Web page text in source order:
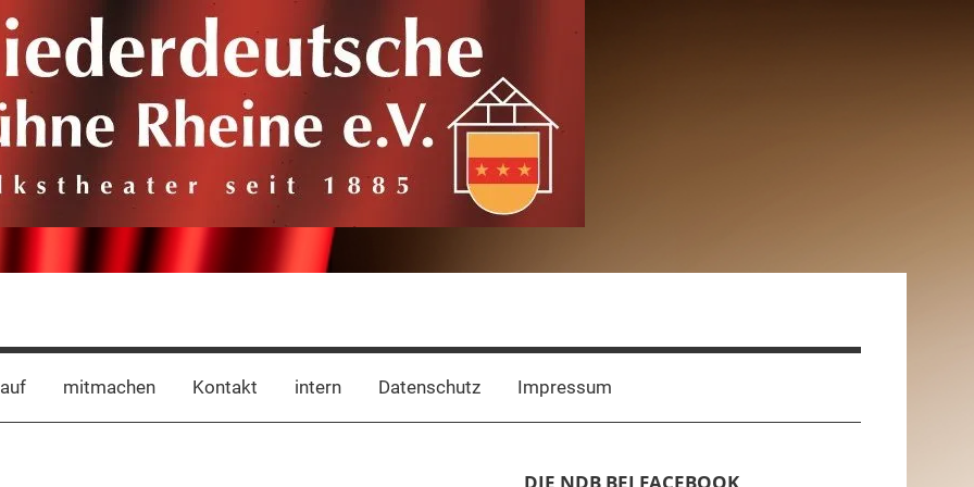
mitmachen Kontakt intern Datenschutz Impressum